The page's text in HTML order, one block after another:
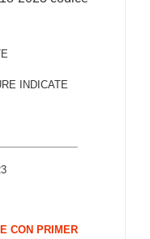
INDICATE
CON PRIMER